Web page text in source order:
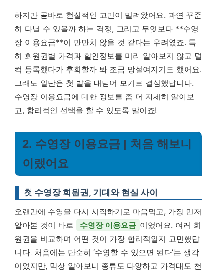
하지만 곧바로 현실적인 고민이 밀려왔어요. 과연 꾸준
히 다닐 수 있을까 하는 걱정, 그리고 무엇보다 **수영
장 이용요금**이 만만치 않을 것 같다는 우려였죠. 특
히 회원권별 가격과 할인정보를 미리 알아보지 않고 덜
컥 등록했다가 후회할까 봐 조금 망설여지기도 했어요.
그래도 일단은 첫 발을 내딛어 보기로 결심했답니다.
수영장 이용요금에 대한 정보를 좀 더 자세히 알아보
고, 합리적인 선택을 할 수 있도록 말이죠!
2. 수영장 이용요금 | 처음 해보니
이랬어요
첫 수영장 회원권, 기대와 현실 사이
오랜만에 수영을 다시 시작하기로 마음먹고, 가장 먼저
알아본 것이 바로
수영장 이용요금 이었어요. 여러 회
원권을 비교하며 어떤 것이 가장 합리적일지 고민했답
니다. 처음에는 단순히 ‘수영할 수 있으면 된다’는 생각
이었지만, 막상 알아보니 종류도 다양하고 가격대도 천